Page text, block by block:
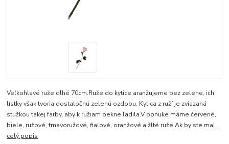
Veľkohlavé ruže dlhé 70cm.Ruže do kytice aranžujeme bez zelene, ich
lístky však tvoria dostatočnú zelenú ozdobu. Kytica z ruží je zviazaná
stužkou takej farby, aby k ružiam pekne ladila.V ponuke máme červené,
biele, ružové, tmavoružové, fialové, oranžové a žlté ruže.Ak by ste mal...
celý popis